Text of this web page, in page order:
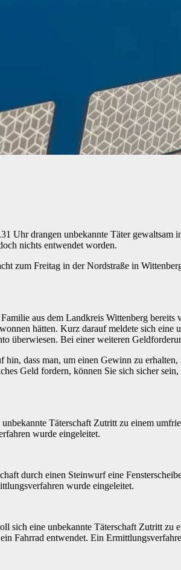
Uhr drangen unbekannte Täter
nichts entwendet worden.
zum Freitag in der Nordstraße in
aus dem Landkreis Wittenberg
hätten. Kurz darauf meldete sich
überwiesen. Bei einer weiteren
dass man, um einen Gewinn zu
Geld fordern, können Sie sich sicher
Täterschaft Zutritt zu einem
wurde eingeleitet.
durch einen Steinwurf eine
wurde eingeleitet.
sich eine unbekannte Täterschaft Zutritt
Fahrrad entwendet. Ein